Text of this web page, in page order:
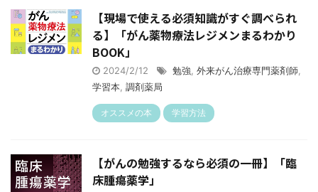
【現場で使える必須知識がすぐ調べられ
る】「がん薬物療法レジメンまるわかり
BOOK」
2024/2/12 勉強 外来がん治療専門薬剤師
学習本 調剤薬局
オススメの本 学習方法
【がんの勉強するなら必須の一冊】「臨
床腫瘍薬学」